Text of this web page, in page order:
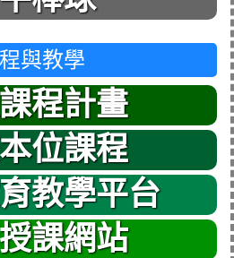
與教學
程計畫
位課程
教學平台
課網站